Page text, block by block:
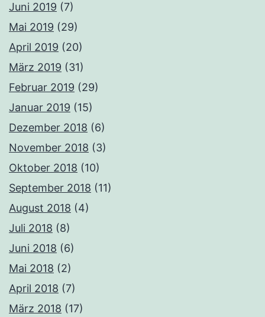
Juni 2019 (7)
Mai 2019 (29)
April 2019 (20)
März 2019 (31)
Februar 2019 (29)
Januar 2019 (15)
Dezember 2018 (6)
November 2018 (3)
Oktober 2018 (10)
September 2018 (11)
August 2018 (4)
Juli 2018 (8)
Juni 2018 (6)
Mai 2018 (2)
April 2018 (7)
März 2018 (17)